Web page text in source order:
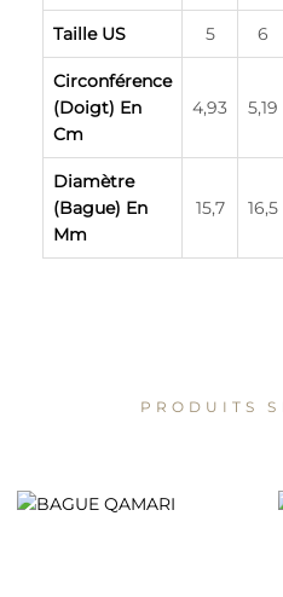
Taille US 5 6
Circonférence
(doigt) En
Cm
4,93 5,19
Diamètre
(bague) En
Mm
15,7 16,5
PRODUITS